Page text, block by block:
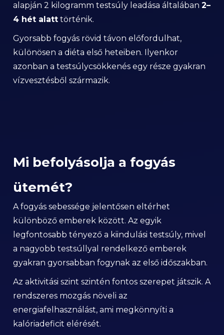
alapján 2 kilogramm testsúly leadása általában 2–
4 hét alatt történik.
Gyorsabb fogyás rövid távon előfordulhat,
különösen a diéta első heteiben. Ilyenkor
azonban a testsúlycsökkenés egy része gyakran
vízvesztésből származik.
Mi befolyásolja a fogyás
ütemét?
A fogyás sebessége jelentősen eltérhet
különböző emberek között. Az egyik
legfontosabb tényező a kiindulási testsúly, mivel
a nagyobb testsúllyal rendelkező emberek
gyakran gyorsabban fogynak az első időszakban.
Az aktivitási szint szintén fontos szerepet játszik. A
rendszeres mozgás növeli az
energiafelhasználást, ami megkönnyíti a
kalóriadeficit elérését.